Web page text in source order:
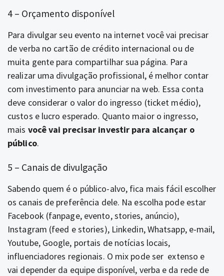
4 – Orçamento disponível
Para divulgar seu evento na internet você vai precisar
de verba no cartão de crédito internacional ou de
muita gente para compartilhar sua página. Para
realizar uma divulgação profissional, é melhor contar
com investimento para anunciar na web. Essa conta
deve considerar o valor do ingresso (ticket médio),
custos e lucro esperado. Quanto maior o ingresso,
mais você vai precisar investir para alcançar o
público.
5 – Canais de divulgação
Sabendo quem é o público-alvo, fica mais fácil escolher
os canais de preferência dele. Na escolha pode estar
Facebook (fanpage, evento, stories, anúncio),
Instagram (feed e stories), Linkedin, Whatsapp, e-mail,
Youtube, Google, portais de notícias locais,
influenciadores regionais. O mix pode ser extenso e
vai depender da equipe disponível, verba e da rede de